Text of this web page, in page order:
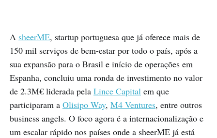
A sheerME, startup portuguesa que já oferece mais de
150 mil serviços de bem-estar por todo o país, após a
sua expansão para o Brasil e início de operações em
Espanha, concluiu uma ronda de investimento no valor
de 2.3M€ liderada pela Lince Capital em que
participaram a Olisipo Way, M4 Ventures, entre outros
business angels. O foco agora é a internacionalização e
um escalar rápido nos países onde a sheerME já está